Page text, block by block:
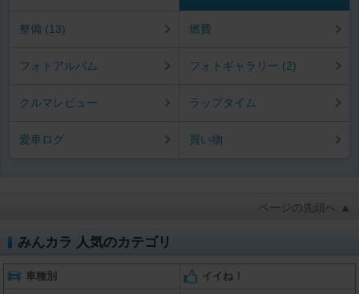
整備 (13) 燃費
フォトアルバム フォトギャラリー (2)
クルマレビュー ラップタイム
愛車ログ 買い物
ページの先頭へ ▲
みんカラ 人気のカテゴリ
車種別 イイね！